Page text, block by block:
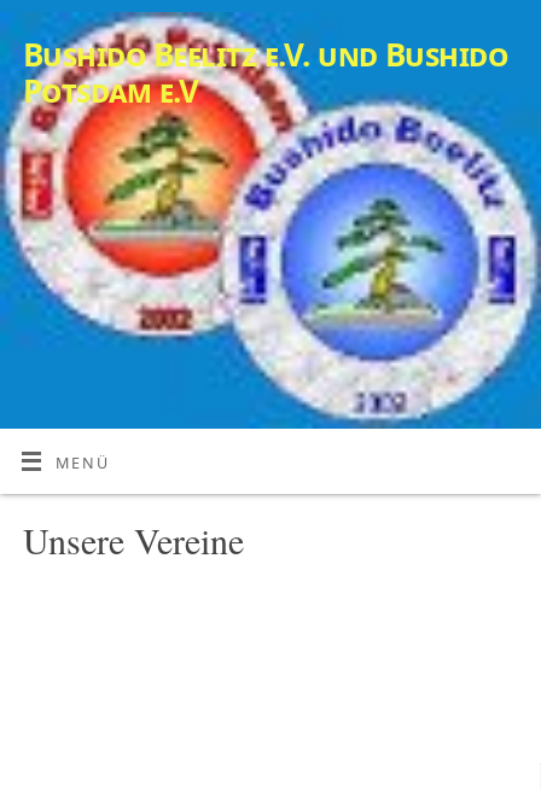
Bushido Beelitz e.V. und Bushido
Potsdam e.V
MENÜ
Unsere Vereine